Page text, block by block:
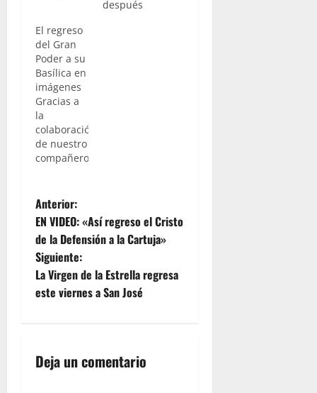
después
El regreso
del Gran
Poder a su
Basílica en
imágenes
Gracias a
la
colaboración
de nuestro
compañero
ofrecemos
a
continuación,
una
completa
galería de
lo que fue
el pasado
del Señor
del Gran
N
a
v
e
a
Anterior:
EN VIDEO: «Así regreso el Cristo
de la Defensión a la Cartuja»
Siguiente:
La Virgen de la Estrella regresa
este viernes a San José
Deja un comentario